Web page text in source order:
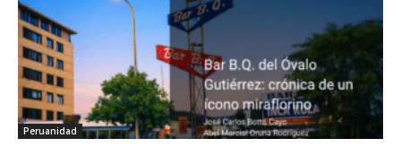
Peruanidad